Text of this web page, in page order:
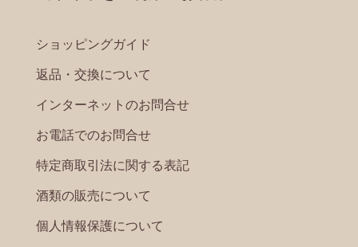
ショッピングガイド
返品・交換について
インターネットのお問合せ
お電話でのお問合せ
特定商取引法に関する表記
酒類の販売について
個人情報保護について